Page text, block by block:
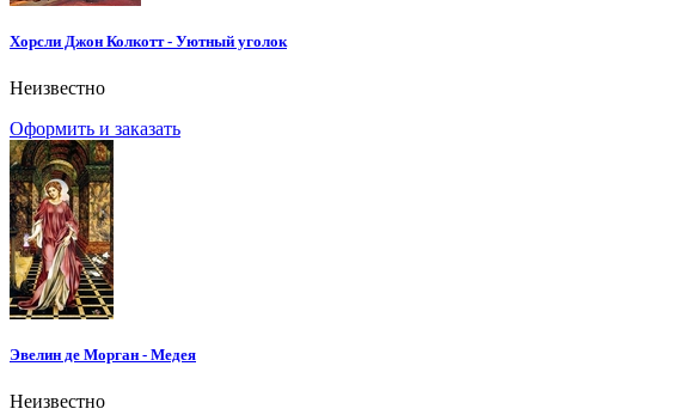
Хорсли Джон Колкотт - Уютный уголок
Неизвестно
Оформить и заказать
Эвелин де Морган - Медея
Неизвестно